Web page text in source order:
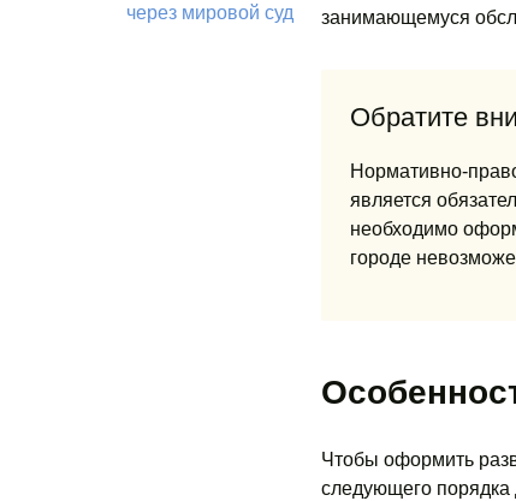
занимающемуся
через мировой суд
Обратите
Нормативно-
является
необходимо
городе
Чтобы оформить
следующего порядка